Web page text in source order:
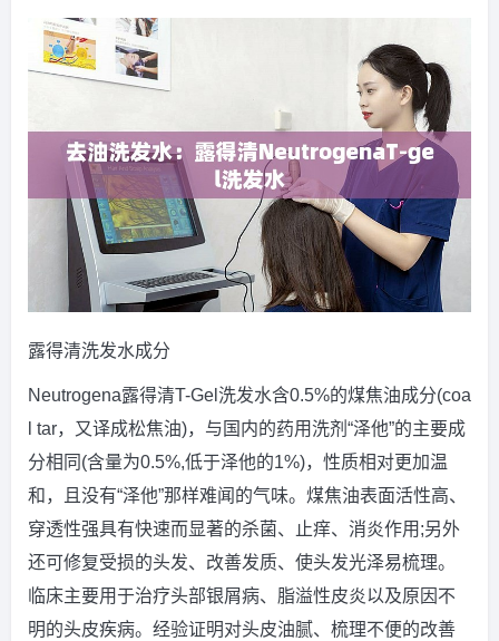
露得清洗发水成分
Neutrogena露得清T-Gel洗发水含0.5%的煤焦油成分(coa
l tar，又译成松焦油)，与国内的药用洗剂“泽他”的主要成
分相同(含量为0.5%,低于泽他的1%)，性质相对更加温
和，且没有“泽他”那样难闻的气味。煤焦油表面活性高、
穿透性强具有快速而显著的杀菌、止痒、消炎作用;另外
还可修复受损的头发、改善发质、使头发光泽易梳理。
临床主要用于治疗头部银屑病、脂溢性皮炎以及原因不
明的头皮疾病。经验证明对头皮油腻、梳理不便的改善